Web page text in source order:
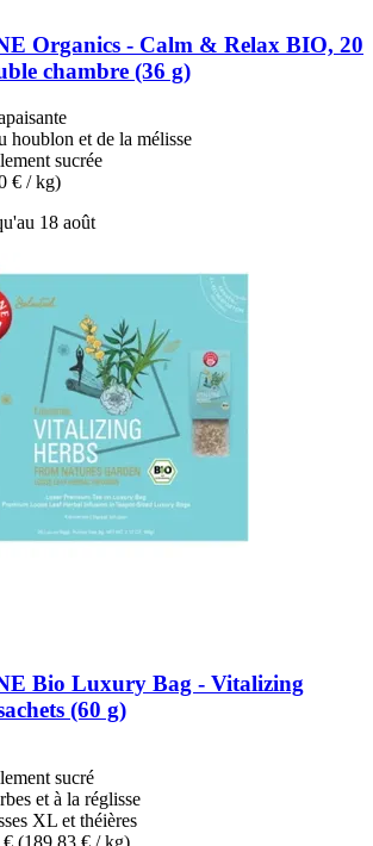
Organics -​ Calm & Relax BIO, 20
chambre (36 g)
houblon et de la mélisse
sucrée
€ / kg)
18 août
Bio Luxury Bag -​ Vitalizing
(60 g)
sucré
et à la réglisse
XL et théières
€ (189,83 € / kg)